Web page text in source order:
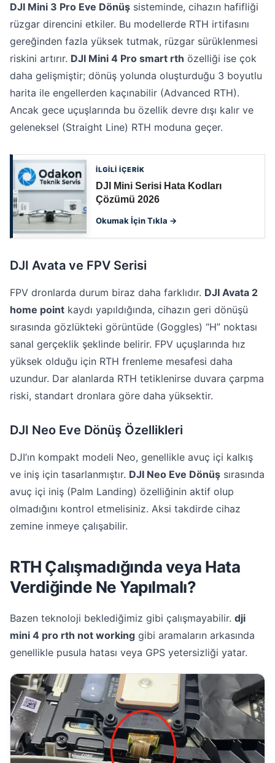
DJI Mini 3 Pro Eve Dönüş sisteminde, cihazın hafifliği
rüzgar direncini etkiler. Bu modellerde RTH irtifasını
gereğinden fazla yüksek tutmak, rüzgar sürüklenmesi
riskini artırır. DJI Mini 4 Pro smart rth özelliği ise çok
daha gelişmiştir; dönüş yolunda oluşturduğu 3 boyutlu
harita ile engellerden kaçınabilir (Advanced RTH).
Ancak gece uçuşlarında bu özellik devre dışı kalır ve
geleneksel (Straight Line) RTH moduna geçer.
İLGİLİ İÇERİK
DJI Mini Serisi Hata Kodları
Çözümü 2026
Okumak İçin Tıkla →
DJI Avata ve FPV Serisi
FPV dronlarda durum biraz daha farklıdır. DJI Avata 2
home point kaydı yapıldığında, cihazın geri dönüşü
sırasında gözlükteki görüntüde (Goggles) “H” noktası
sanal gerçeklik şeklinde belirir. FPV uçuşlarında hız
yüksek olduğu için RTH frenleme mesafesi daha
uzundur. Dar alanlarda RTH tetiklenirse duvara çarpma
riski, standart dronlara göre daha yüksektir.
DJI Neo Eve Dönüş Özellikleri
DJI’ın kompakt modeli Neo, genellikle avuç içi kalkış
ve iniş için tasarlanmıştır. DJI Neo Eve Dönüş sırasında
avuç içi iniş (Palm Landing) özelliğinin aktif olup
olmadığını kontrol etmelisiniz. Aksi takdirde cihaz
zemine inmeye çalışabilir.
RTH Çalışmadığında veya Hata
Verdiğinde Ne Yapılmalı?
Bazen teknoloji beklediğimiz gibi çalışmayabilir. dji
mini 4 pro rth not working gibi aramaların arkasında
genellikle pusula hatası veya GPS yetersizliği yatar.